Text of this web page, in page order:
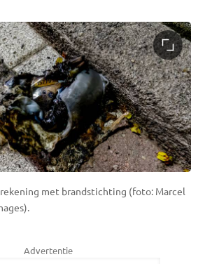
met brandstichting (foto: Marcel
Advertentie